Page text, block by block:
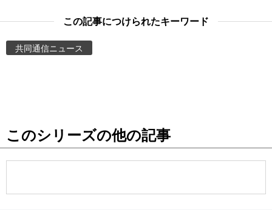
お知らせ
この記事につけられたキーワード
共同通信ニュース
このシリーズの他の記事